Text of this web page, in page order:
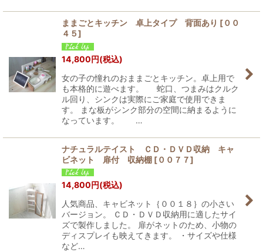
ままごとキッチン 卓上タイプ 背面あり [００
４５]
14,800円(税込)
女の子の憧れのおままごとキッチン。卓上用で
も本格的に遊べます。 蛇口、つまみはクルク
ル回り、シンクは実際にご家庭で使用できま
す。 まな板がシンク部分の空間に納まるように
なっています。 …
ナチュラルテイスト ＣＤ・ＤＶＤ収納 キャ
ビネット 扉付 収納棚 [００７７]
14,800円(税込)
人気商品、キャビネット｛００１８｝の小さい
バージョン。 ＣＤ・ＤＶＤ収納用に適したサイ
ズで製作しました。 扉がネットのため、小物の
ディスプレイも映えてきます。 ・サイズや仕様
など…